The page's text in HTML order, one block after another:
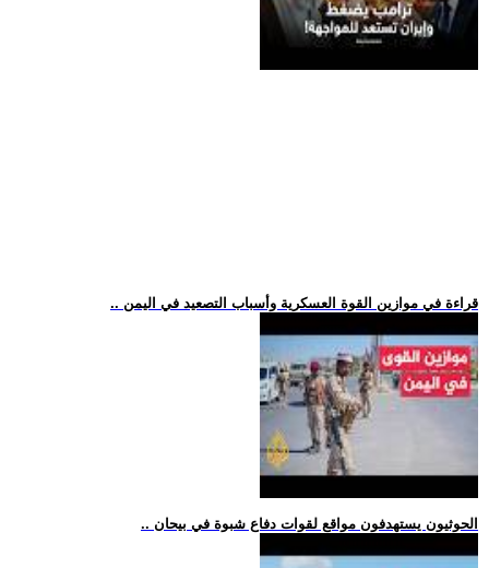
.. قراءة في موازين القوة العسكرية وأسباب التصعيد في اليمن
.. الحوثيون يستهدفون مواقع لقوات دفاع شبوة في بيحان